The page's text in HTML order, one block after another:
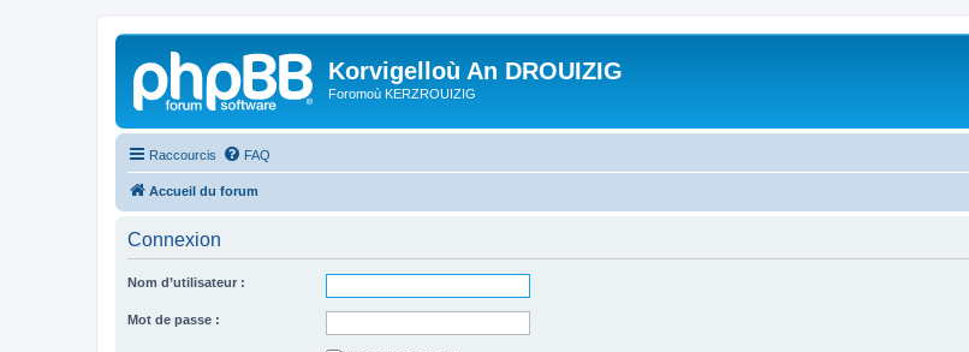
Korvigelloù An DROUIZIG
Foromoù KERZROUIZIG
Raccourcis FAQ
Accueil du forum
Connexion
Nom d’utilisateur :
Mot de passe :